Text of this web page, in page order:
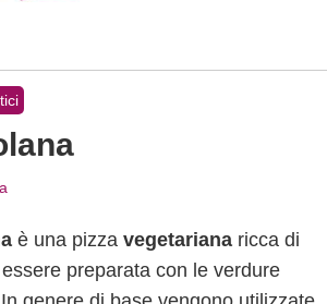
è una pizza vegetariana ricca di
preparata con le verdure